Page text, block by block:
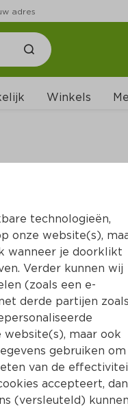
adres
Winkels
technologieën,
onze website(s),
wanneer je doorklikt
Verder kunnen wij
(zoals een e-
derde partijen zoals
maar ook
gebruiken om
van de
accepteert, dan
(versleuteld)